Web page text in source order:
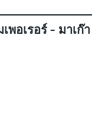
พอเรอร์ - มาเก๊า